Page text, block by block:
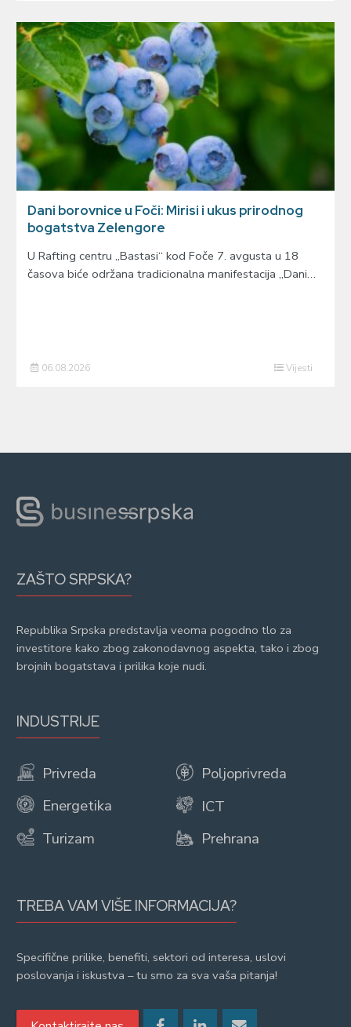
Dani borovnice u Foči: Mirisi i ukus prirodnog
bogatstva Zelengore
U Rafting centru „Bastasi“ kod Foče 7. avgusta u 18
časova biće održana tradicionalna manifestacija „Dani…
06.08.2026 Vijesti
ZAŠTO SRPSKA?
Republika Srpska predstavlja veoma pogodno tlo za
investitore kako zbog zakonodavnog aspekta, tako i zbog
brojnih bogatstava i prilika koje nudi.
INDUSTRIJE
Privreda
Energetika
Turizam
Poljoprivreda
ICT
Prehrana
TREBA VAM VIŠE INFORMACIJA?
Specifične prilike, benefiti, sektori od interesa, uslovi
poslovanja i iskustva – tu smo za sva vaša pitanja!